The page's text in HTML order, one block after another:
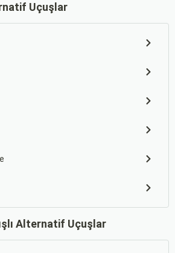
Uçuşlar
Alternatif Uçuşlar